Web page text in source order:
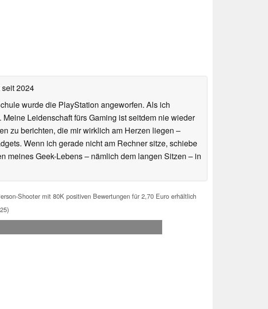
seit 2024
wurde die PlayStation angeworfen. Als ich
Leidenschaft fürs Gaming ist seitdem nie wieder
zu berichten, die mir wirklich am Herzen liegen –
Wenn ich gerade nicht am Rechner sitze, schiebe
meines Geek-Lebens – nämlich dem langen Sitzen – in
Shooter mit 80K positiven Bewertungen für 2,70 Euro erhältlich